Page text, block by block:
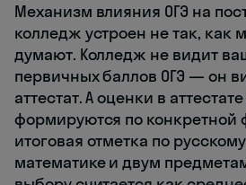
Механизм влияния ОГЭ на
колледж устроен не так, как
думают. Колледж не видит
первичных баллов ОГЭ — он
аттестат. А оценки в
формируются по конкретной
итоговая отметка по
математике и двум